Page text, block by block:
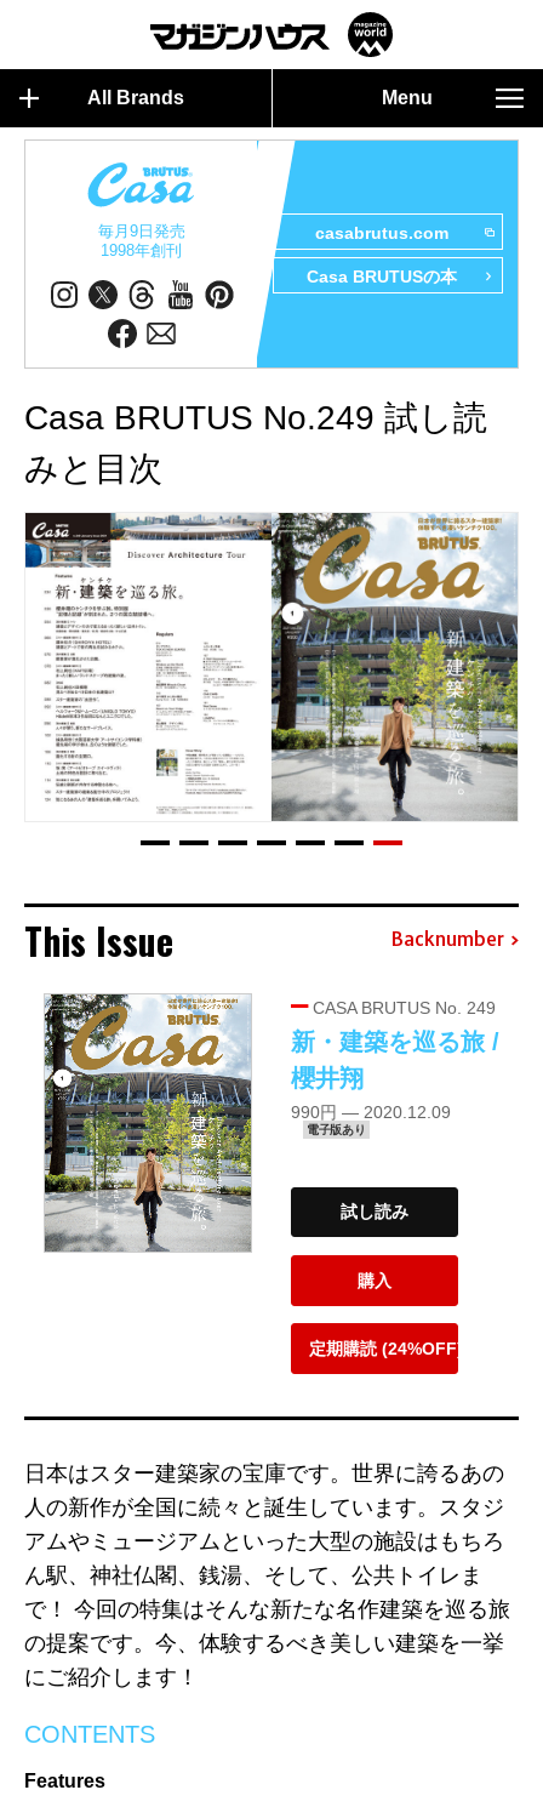
All Brands Menu
毎月9日発売
1998年創刊
casabrutus.com
Casa BRUTUSの本
Casa BRUTUS No.249 試し読
みと目次
This Issue Backnumber
CASA BRUTUS No. 249
新・建築を巡る旅 /
櫻井翔
990円 — 2020.12.09
電子版あり
試し読み
購入
定期購読 (24%OFF)
日本はスター建築家の宝庫です。世界に誇るあの
人の新作が全国に続々と誕生しています。スタジ
アムやミュージアムといった大型の施設はもちろ
ん駅、神社仏閣、銭湯、そして、公共トイレま
で！ 今回の特集はそんな新たな名作建築を巡る旅
の提案です。今、体験するべき美しい建築を一挙
にご紹介します！
CONTENTS
Features